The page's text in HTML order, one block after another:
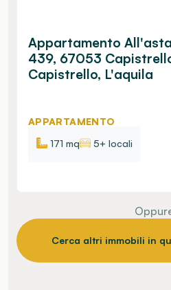
Appartamento
439, 67053
Capistrello, L'aquila
APPARTAMENTO
171 mq
5+ locali
Cerca altri immobili in